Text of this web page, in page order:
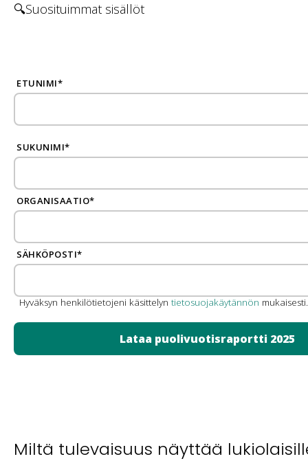
🔍Suosituimmat sisällöt
ETUNIMI*
SUKUNIMI*
ORGANISAATIO*
SÄHKÖPOSTI*
Hyväksyn henkilötietojeni käsittelyn tietosuojakäytännön mukaisesti.
Miltä tulevaisuus näyttää